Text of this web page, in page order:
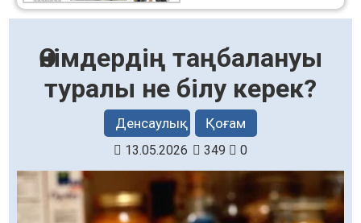
Өнімдердің таңбалануы
туралы не білу керек?
Денсаулық Қоғам
13.05.2026 349 0